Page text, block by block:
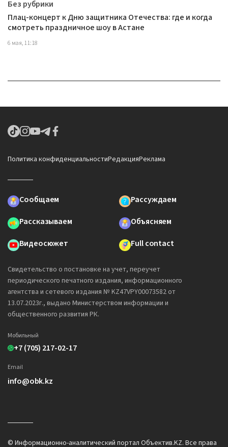
Без рубрики
Плац-концерт к Дню защитника Отечества: где и когда
смотреть праздничное шоу в Астане
6 мая, 11:18
Политика конфиденциальностиРедакцияРеклама
Сообщаем
Рассуждаем
Рассказываем
Объясняем
Видеосюжет
Full contact
Свидетельство о постановке на учет, переучет
периодического печатного издания, информационного
агентства и сетевого издания № KZ47VPY00073582 от
13.07.2023г., выдано Министерством информации и
общественного развития РК.
Мобильный
+7 (705) 217-02-17
Email
info@obk.kz
© Информационно-аналитический портал Объектив.KZ. Все права